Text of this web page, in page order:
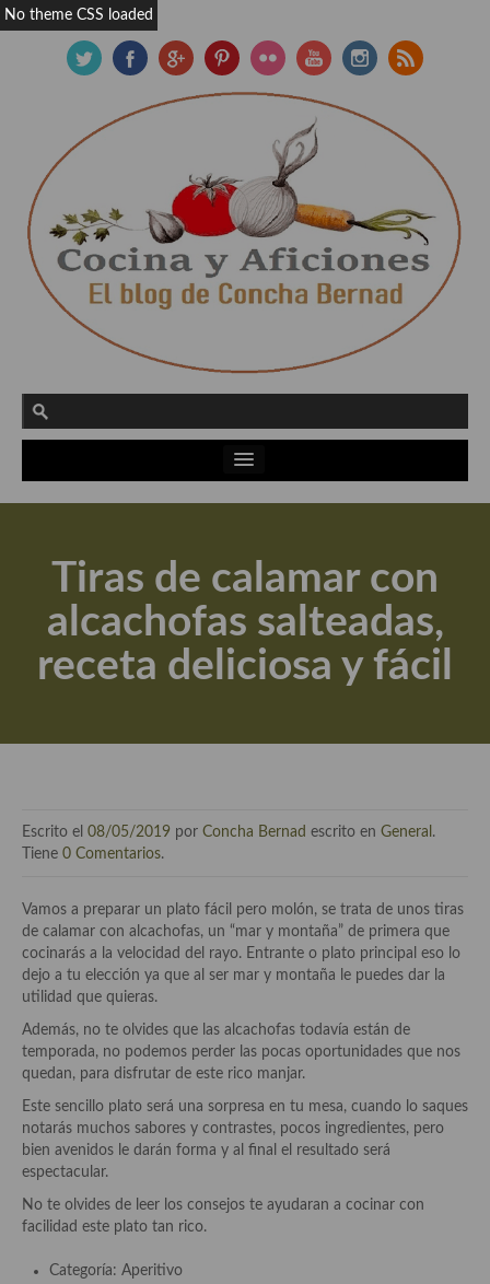
Actualidad y recomendaciones
Apuntes, estudios sobre temas interesantes e importantes
Aceite de Oliva Virgen Extra (AOVE)
Recetas maridadas con los mejores AOVES
Tiendas especiales
Especias, hierbas, condimentos, espesantes y aditivos
Historia de la gastronomía, platos celebres, cocineros, críticos,
historias culinarias y otras cosas
Origen y evolución de la comida
Ocio – restaurantes, bares, tabernas
Viajes eno-gastro-turísticos
En El Candelero
Las opiniones de la «Cocinera»
Tiras de calamar con
alcachofas salteadas,
receta deliciosa y fácil
Escrito el 08/05/2019 por Concha Bernad escrito en General .
Tiene 0 Comentarios.
Vamos a preparar un plato fácil pero molón, se trata de unos tiras
de calamar con alcachofas, un “mar y montaña” de primera que
cocinarás a la velocidad del rayo. Entrante o plato principal eso lo
dejo a tu elección ya que al ser mar y montaña le puedes dar la
utilidad que quieras.
Además, no te olvides que las alcachofas todavía están de
temporada, no podemos perder las pocas oportunidades que nos
quedan, para disfrutar de este rico manjar.
Este sencillo plato será una sorpresa en tu mesa, cuando lo saques
notarás muchos sabores y contrastes, pocos ingredientes, pero
bien avenidos le darán forma y al final el resultado será
espectacular.
No te olvides de leer los consejos te ayudaran a cocinar con
facilidad este plato tan rico.
Categoría: Aperitivo
No theme CSS loaded